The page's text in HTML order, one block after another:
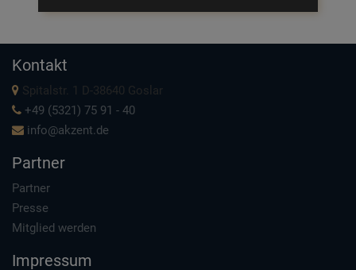
Kontakt
Spitalstr. 1 D-38640 Goslar
+49 (5321) 75 91 - 40
info@akzent.de
Partner
Partner
Presse
Mitglied werden
Impressum